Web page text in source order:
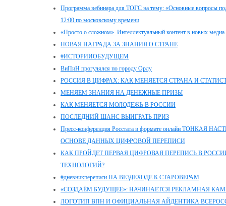
Программа вебинара для ТОГС на тему: «Основные вопросы
12:00 по московскому времени
«Просто о сложном». Интеллектуальный контент в новых медиа
НОВАЯ НАГРАДА ЗА ЗНАНИЯ О СТРАНЕ
#ИСТОРИИОБУДУЩЕМ
ВиПиН прогулялся по городу Орлу
РОССИЯ В ЦИФРАХ: КАК МЕНЯЕТСЯ СТРАНА И
МЕНЯЕМ ЗНАНИЯ НА ДЕНЕЖНЫЕ ПРИЗЫ
КАК МЕНЯЕТСЯ МОЛОДЕЖЬ В РОССИИ
ПОСЛЕДНИЙ ШАНС ВЫИГРАТЬ ПРИЗ
Пресс-конференция Росстата в формате онлайн
ОСНОВЕ ДАННЫХ ЦИФРОВОЙ ПЕРЕПИСИ
КАК ПРОЙДЕТ ПЕРВАЯ ЦИФРОВАЯ ПЕРЕПИСЬ В
ТЕХНОЛОГИЙ?
#дневникпереписи НА ВЕЗДЕХОДЕ К СТАРОВЕРАМ
«СОЗДАЁМ БУДУЩЕЕ»: НАЧИНАЕТСЯ РЕКЛАМНАЯ
ЛОГОТИП ВПН И ОФИЦИАЛЬНАЯ АЙДЕНТИКА